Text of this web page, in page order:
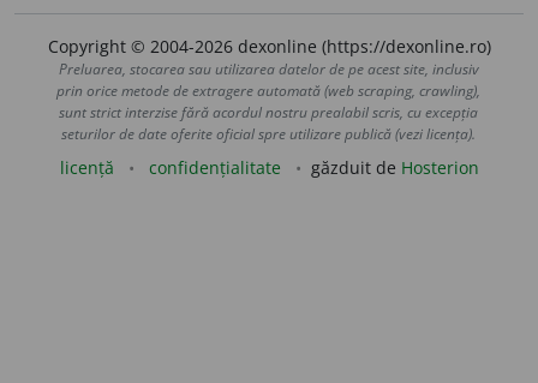
Copyright © 2004-2026 dexonline (https://dexonline.ro)
Preluarea, stocarea sau utilizarea datelor de pe acest site, inclusiv
prin orice metode de extragere automată (web scraping, crawling),
sunt strict interzise fără acordul nostru prealabil scris, cu excepția
seturilor de date oferite oficial spre utilizare publică (vezi licența).
licență confidențialitate găzduit de Hosterion